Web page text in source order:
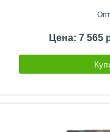
Цена: 7 565